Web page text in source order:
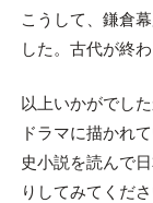
こうして、鎌倉
した。古代が終
以上いかがでし
ドラマに描かれ
史小説を読んで
りしてみてくださ